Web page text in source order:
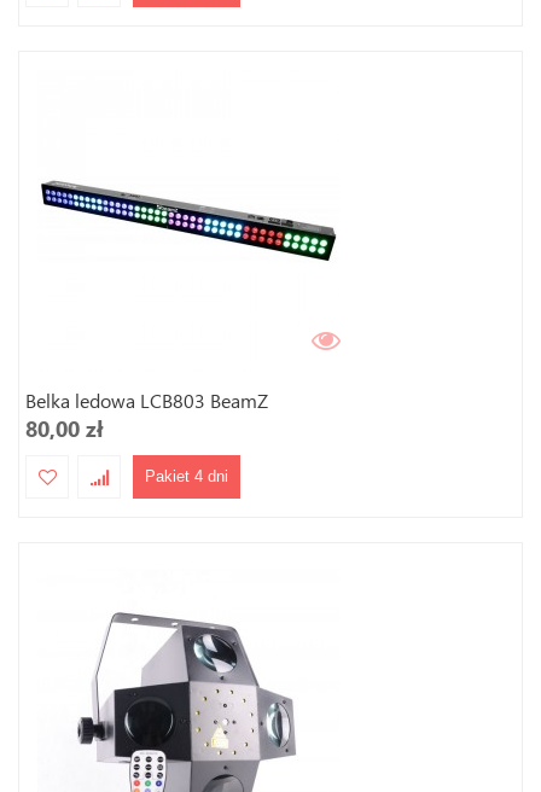
Belka ledowa LCB803 BeamZ
80,00 zł
Pakiet 4 dni